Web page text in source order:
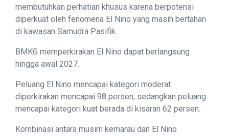
membutuhkan perhatian khusus karena berpotensi
diperkuat oleh fenomena El Nino yang masih bertahan
di kawasan Samudra Pasifik.
BMKG memperkirakan El Nino dapat berlangsung
hingga awal 2027.
Peluang El Nino mencapai kategori moderat
diperkirakan mencapai 98 persen, sedangkan peluang
mencapai kategori kuat berada di kisaran 62 persen.
Kombinasi antara musim kemarau dan El Nino